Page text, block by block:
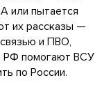
или пытается
их рассказы —
и ПВО,
РФ помогают ВСУ
по России.